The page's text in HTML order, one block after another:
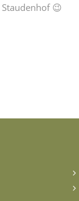
😉